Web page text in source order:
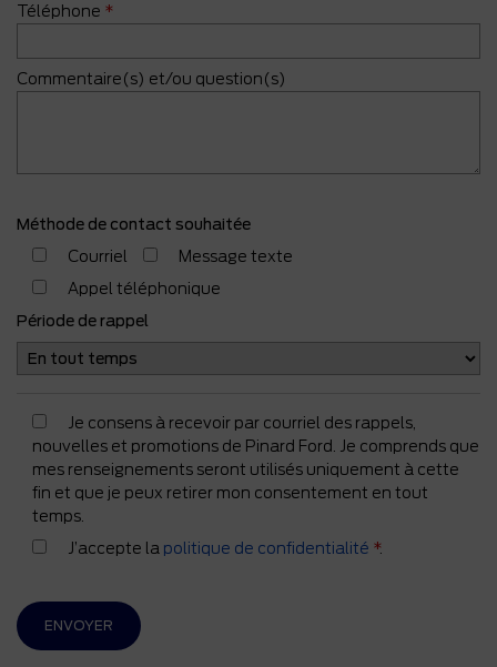
Téléphone *
Commentaire(s) et/ou question(s)
Méthode de contact souhaitée
Courriel
Message texte
Appel téléphonique
Période de rappel
Je consens à recevoir par courriel des rappels,
nouvelles et promotions de Pinard Ford. Je comprends que
mes renseignements seront utilisés uniquement à cette
fin et que je peux retirer mon consentement en tout
temps.
J’accepte la politique de confidentialité *.